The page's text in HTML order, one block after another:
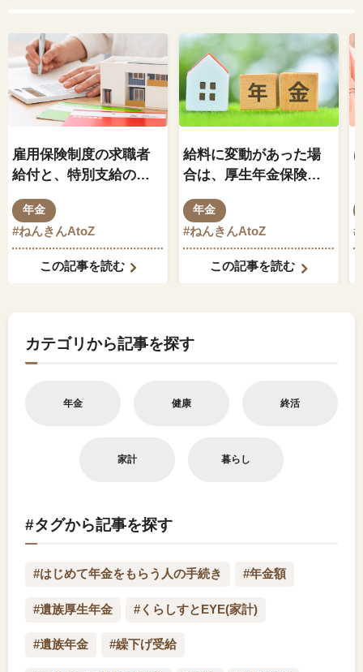
雇用保険制度の求職者
給付と、特別支給の老
齢厚生年金の関係はど
のようになっているの
でしょうか？
年金
#ねんきんAtoZ
この記事を読む
給料に変動があった場
合は、厚生年金保険料
もそれに伴って変動し
ますか？
年金
#ねんきんAtoZ
この記事を読む
#
カテゴリから記事を探す
年金 健康 終活
家計 暮らし
#タグから記事を探す
#はじめて年金をもらう人の手続き #年金額
#遺族厚生年金 #くらしすとEYE(家計)
#遺族年金 #繰下げ受給